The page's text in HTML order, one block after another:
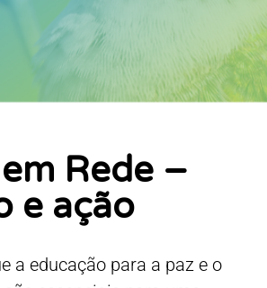
Rede –
e ação
a educação para a paz e o